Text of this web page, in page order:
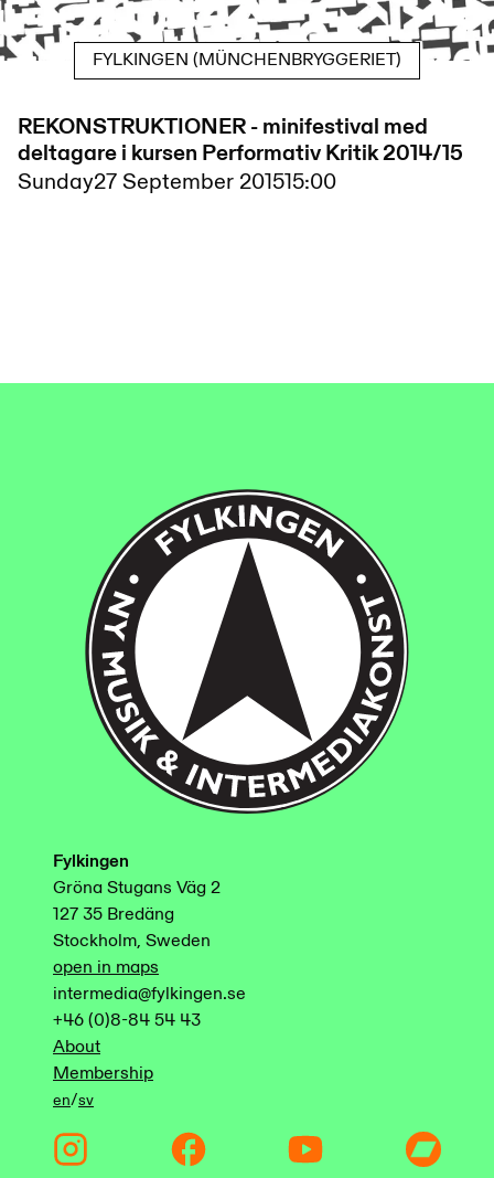
FYLKINGEN (MÜNCHENBRYGGERIET)
REKONSTRUKTIONER - minifestival med
deltagare i kursen Performativ Kritik 2014/15
Sunday27 September 201515:00
Fylkingen
Gröna Stugans Väg 2
127 35 Bredäng
Stockholm, Sweden
open in maps
intermedia@fylkingen.se
+46 (0)8-84 54 43
About
Membership
en/sv